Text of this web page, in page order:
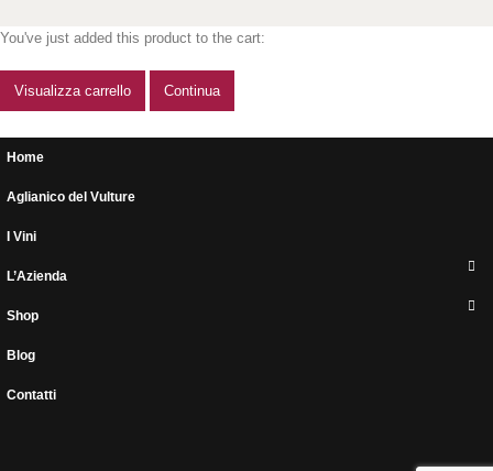
You've just added this product to the cart:
Visualizza carrello Continua
Home
Aglianico del Vulture
I Vini
L’Azienda
Shop
Blog
Contatti